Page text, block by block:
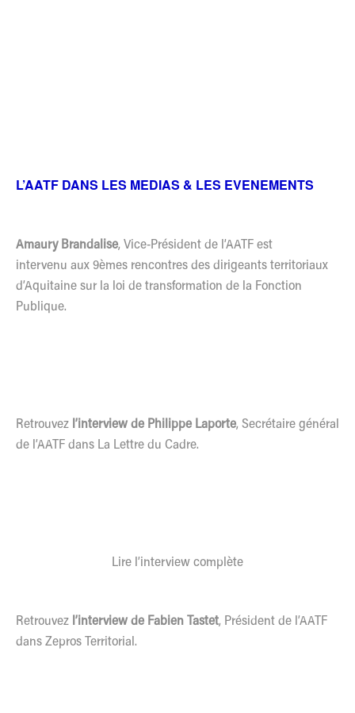
L’AATF DANS LES MEDIAS & LES EVENEMENTS
Amaury Brandalise, Vice-Président de l’AATF est
intervenu aux 9èmes rencontres des dirigeants territoriaux
d’Aquitaine sur la loi de transformation de la Fonction
Publique.
Retrouvez l’interview de Philippe Laporte, Secrétaire général
de l’AATF dans La Lettre du Cadre.
Lire l’interview complète
Retrouvez l’interview de Fabien Tastet, Président de l’AATF
dans Zepros Territorial.